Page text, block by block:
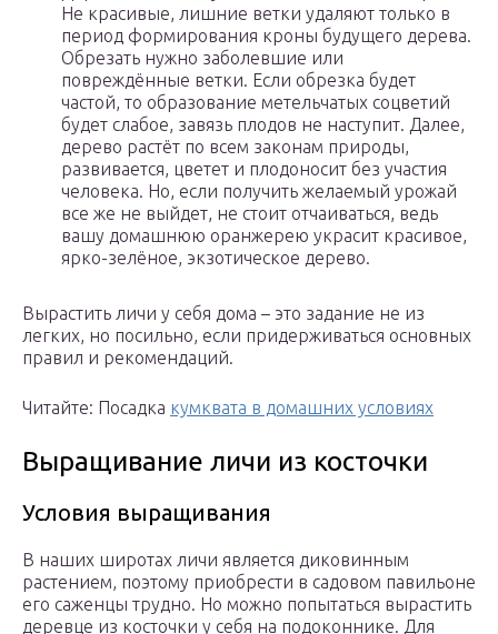
Не красивые, лишние ветки удаляют только в
период формирования кроны будущего дерева.
Обрезать нужно заболевшие или
повреждённые ветки. Если обрезка будет
частой, то образование метельчатых соцветий
будет слабое, завязь плодов не наступит. Далее,
дерево растёт по всем законам природы,
развивается, цветет и плодоносит без участия
человека. Но, если получить желаемый урожай
все же не выйдет, не стоит отчаиваться, ведь
вашу домашнюю оранжерею украсит красивое,
ярко-зелёное, экзотическое дерево.
Вырастить личи у себя дома – это задание не из
легких, но посильно, если придерживаться основных
правил и рекомендаций.
Читайте: Посадка кумквата в домашних условиях
Выращивание личи из косточки
Условия выращивания
В наших широтах личи является диковинным
растением, поэтому приобрести в садовом павильоне
его саженцы трудно. Но можно попытаться вырастить
деревце из косточки у себя на подоконнике. Для